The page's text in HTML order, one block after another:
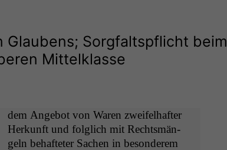
Sorgfaltspflicht beim
Mittelklasse
dem Ange­bot von Waren zweifel­hafter
Herkun­ft und fol­glich mit Rechtsmän­
geln behafteter Sachen in beson­derem